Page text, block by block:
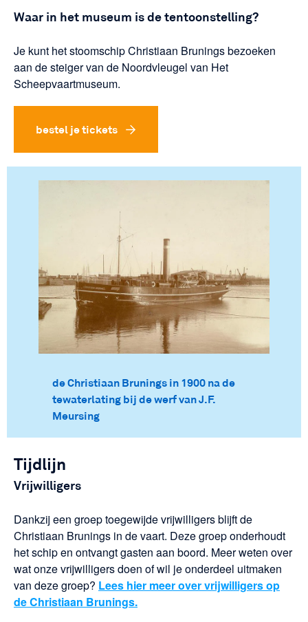
Waar in het museum is de tentoonstelling?
Je kunt het stoomschip Christiaan Brunings bezoeken
aan de steiger van de Noordvleugel van Het
Scheepvaartmuseum.
bestel je tickets
de Christiaan Brunings in 1900 na de
tewaterlating bij de werf van J.F.
Meursing
Tijdlijn
Vrijwilligers
Dankzij een groep toegewijde vrijwilligers blijft de
Christiaan Brunings in de vaart. Deze groep onderhoudt
het schip en ontvangt gasten aan boord. Meer weten over
wat onze vrijwilligers doen of wil je onderdeel uitmaken
van deze groep? Lees hier meer over vrijwilligers op
de Christiaan Brunings.